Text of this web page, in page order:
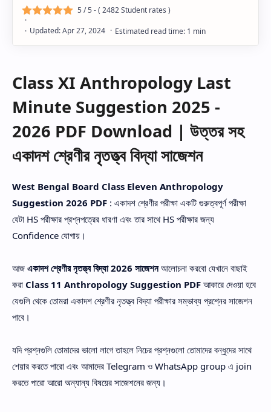
5/ 5 - ( 2482Student rates )
Class XI Anthropology Last
Minute Suggestion 2025 -
2026 PDF Download | উত্তর সহ
একাদশ শ্রেণীর নৃতত্ত্ব বিদ্যা সাজেশন
West Bengal Board Class Eleven Anthropology
Suggestion 2026 PDF : একাদশ শ্রেণীর পরীক্ষা একটি গুরুত্বপূর্ণ পরীক্ষা
যেটা HS পরীক্ষার প্রশ্নপত্রের ধারণা এবং তার সাথে HS পরীক্ষার জন্য
Confidence যোগায়।
আজ একাদশ শ্রেণীর নৃতত্ত্ব বিদ্যা 2026 সাজেশনআলোচনা করবো যেখানে বাছাই
করা Class 11 Anthropology Suggestion PDF আকারে দেওয়া হবে
যেগুলি থেকে তোমরা একাদশ শ্রেণীর নৃতত্ত্ব বিদ্যা পরীক্ষার সম্ভাব্য প্রশ্নের সাজেশন
পাবে।
যদি প্রশ্নগুলি তোমাদের ভালো লাগে তাহলে নিচের প্রশ্নগুলো তোমাদের বন্ধুদের সাথে
শেয়ার করতে পারো এবং আমাদের Telegram ও WhatsApp group এ join
করতে পারো আরো অন্যান্য বিষয়ের সাজেশনের জন্য।